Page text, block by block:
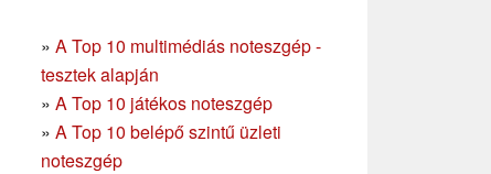
» A Top 10 multimédiás noteszgép -
tesztek alapján
» A Top 10 játékos noteszgép
» A Top 10 belépő szintű üzleti
noteszgép